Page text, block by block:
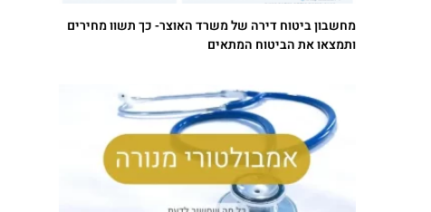
מחשבון ביטוח דירה של משרד האוצר- כך תשוו מחירים
ותמצאו את הביטוח המתאים